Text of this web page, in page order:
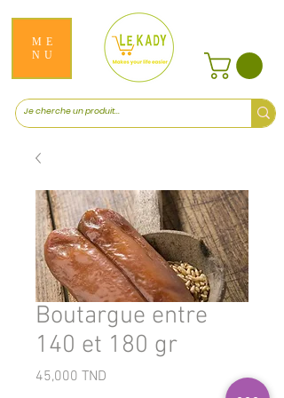
ME
NU
Boutargue entre
140 et 180 gr
45,000 TND